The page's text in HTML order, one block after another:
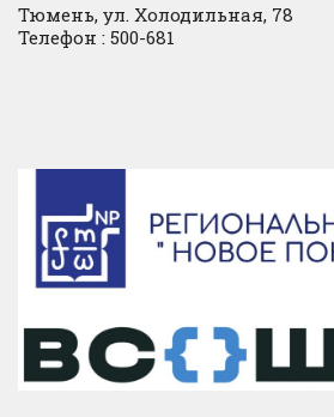
Тюмень, ул. Холодильная, 78
Телефон : 500-681